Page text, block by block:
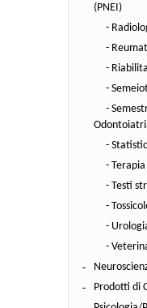
(PNEI)
-
-
-
-
-
-
- Terapia
- Testi
-
-
-
Prodotti di